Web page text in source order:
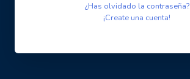
¿Has olvidado la contraseña?
¡Create una cuenta!